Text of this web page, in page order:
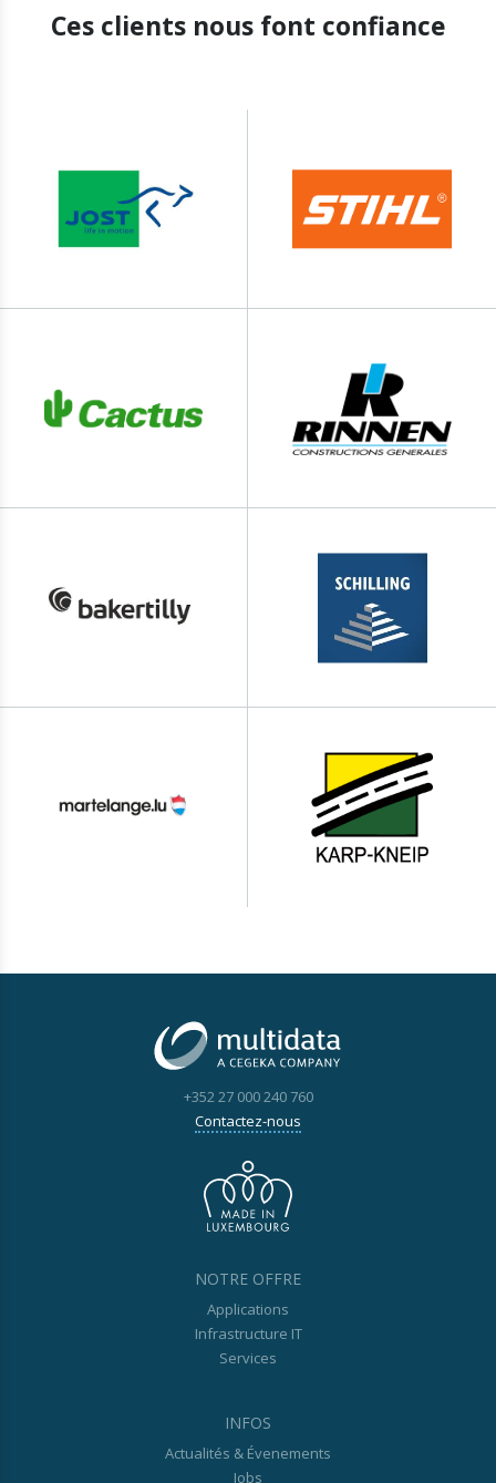
Ces clients nous font confiance
+352 27 000 240 760
Contactez-nous
NOTRE OFFRE
Applications
Infrastructure IT
Services
INFOS
Actualités & Évenements
Jobs